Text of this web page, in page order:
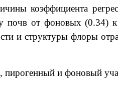
коэффициента
почв от фоновых (0.34)
и структуры флоры
и фоновый